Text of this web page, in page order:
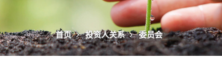
首页 投资人关系 委员会